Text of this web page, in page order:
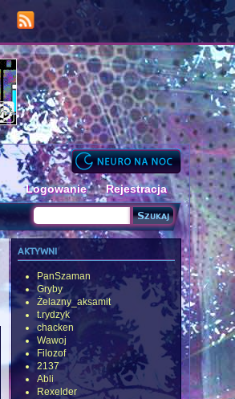
Logowanie Rejestracja
Formularz wyszukiwania
aktywni
PanSzaman
Gryby
Żelazny_aksamit
t.rydzyk
chacken
Wawoj
Filozof
2137
Abli
Rexelder